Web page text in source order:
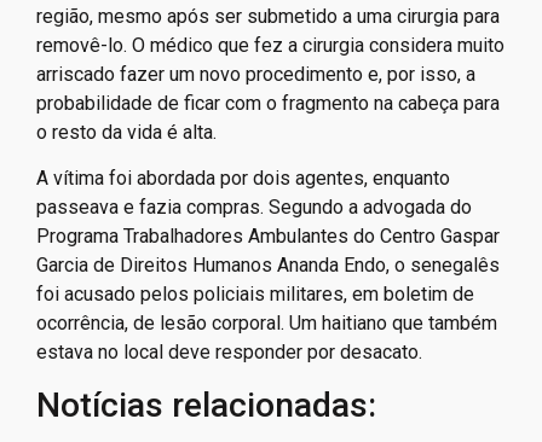
região, mesmo após ser submetido a uma cirurgia para
removê-lo. O médico que fez a cirurgia considera muito
arriscado fazer um novo procedimento e, por isso, a
probabilidade de ficar com o fragmento na cabeça para
o resto da vida é alta.
A vítima foi abordada por dois agentes, enquanto
passeava e fazia compras. Segundo a advogada do
Programa Trabalhadores Ambulantes do Centro Gaspar
Garcia de Direitos Humanos Ananda Endo, o senegalês
foi acusado pelos policiais militares, em boletim de
ocorrência, de lesão corporal. Um haitiano que também
estava no local deve responder por desacato.
Notícias relacionadas: